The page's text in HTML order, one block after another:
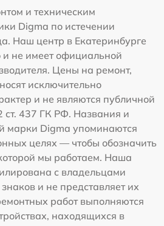
и техническим
Digma по истечении
Наш центр в Екатеринбурге
и не имеет официальной
Цены на ремонт,
исключительно
и не являются публичной
ст. 437 ГК РФ. Названия и
марки Digma упоминаются
целях — чтобы обозначить
мы работаем. Наша
с владельцами
и не представляет их
работ выполняются
находящихся в